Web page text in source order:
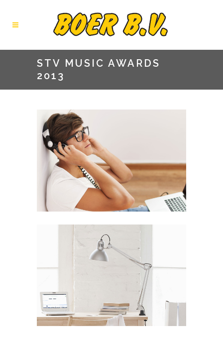
STV MUSIC AWARDS
2013